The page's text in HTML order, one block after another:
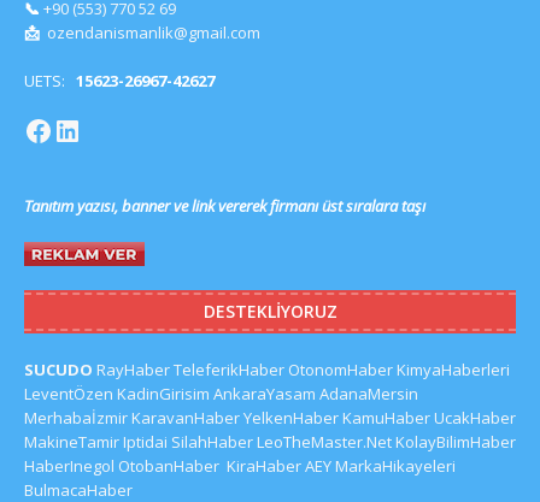
📞 +90 (553) 770 52 69
📩 ozendanismanlik@gmail.com
UETS: 15623-26967-42627
Tanıtım yazısı, banner ve link vererek firmanı üst sıralara taşı
DESTEKLIYORUZ
SUCUDO RayHaberTeleferikHaber OtonomHaberKimyaHaberleri
LeventÖzen KadinGirisim AnkaraYasam AdanaMersin
MerhabaİzmirKaravanHaberYelkenHaberKamuHaberUcakHaber
MakineTamirIptidai SilahHaberLeoTheMaster.NetKolayBilimHaber
HaberInegol OtobanHaber KiraHaberAEYMarkaHikayeleri
BulmacaHaber